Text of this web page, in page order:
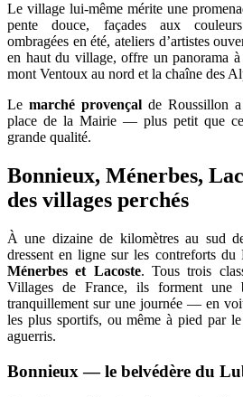
Le village lui-même mérite une
pente douce, façades aux couleurs
ombragées en été, ateliers d’artistes
en haut du village, offre un panorama
mont Ventoux au nord et la chaîne des
Lemarché provençal de Roussillon
place de la Mairie — plus petit que
grande qualité.
Bonnieux, Ménerbes,
des villages perchés
À une dizaine de kilomètres au sud
dressent en ligne sur les contreforts du
Ménerbes et Lacoste. Tous trois
Villages de France, ils forment une
tranquillement sur une journée — en
les plus sportifs, ou même à pied par
aguerris.
Bonnieux — le belvédère du